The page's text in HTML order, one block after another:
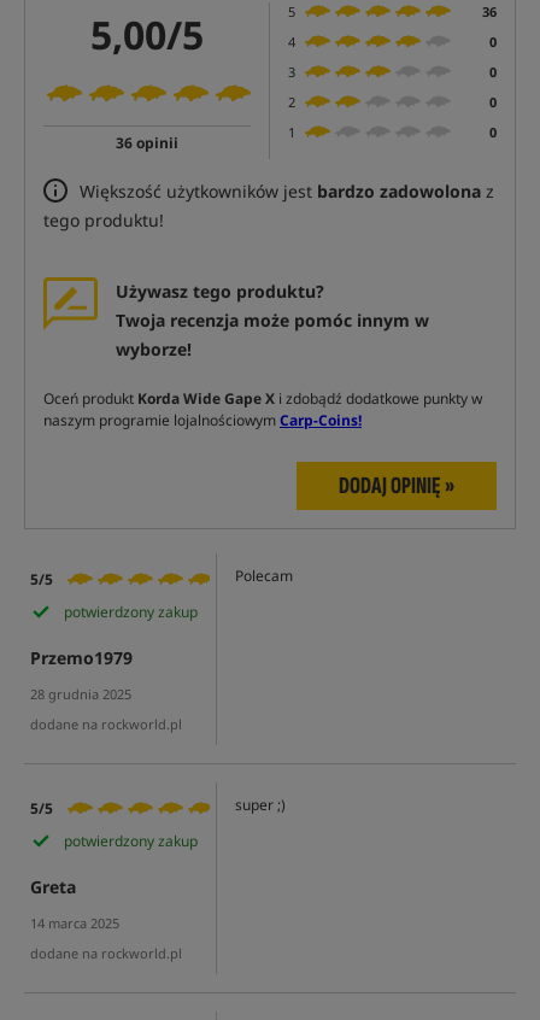
5,00/5
36 opinii
5
36
4
0
3
0
2
0
1
0
Większość użytkowników jest bardzo zadowolona z
tego produktu!
Używasz tego produktu?
Twoja recenzja może pomóc innym w
wyborze!
Oceń produkt Korda Wide Gape X i zdobądź dodatkowe punkty w
naszym programie lojalnościowymCarp-Coins!
DODAJ OPINIĘ »
5/5
potwierdzony zakup
Przemo1979
28 grudnia 2025
dodane na rockworld.pl
Polecam
5/5
potwierdzony zakup
Greta
14 marca 2025
dodane na rockworld.pl
super ;)